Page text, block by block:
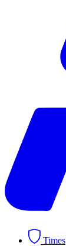
Times